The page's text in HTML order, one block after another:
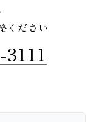
ください